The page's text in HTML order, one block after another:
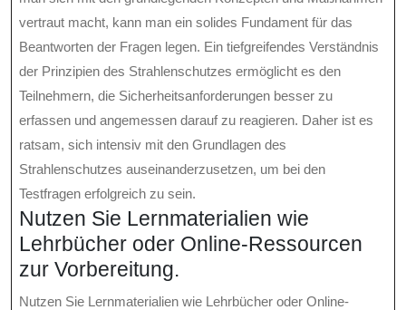
vertraut macht, kann man ein solides Fundament für das
Beantworten der Fragen legen. Ein tiefgreifendes Verständnis
der Prinzipien des Strahlenschutzes ermöglicht es den
Teilnehmern, die Sicherheitsanforderungen besser zu
erfassen und angemessen darauf zu reagieren. Daher ist es
ratsam, sich intensiv mit den Grundlagen des
Strahlenschutzes auseinanderzusetzen, um bei den
Testfragen erfolgreich zu sein.
Nutzen Sie Lernmaterialien wie
Lehrbücher oder Online-Ressourcen
zur Vorbereitung.
Nutzen Sie Lernmaterialien wie Lehrbücher oder Online-